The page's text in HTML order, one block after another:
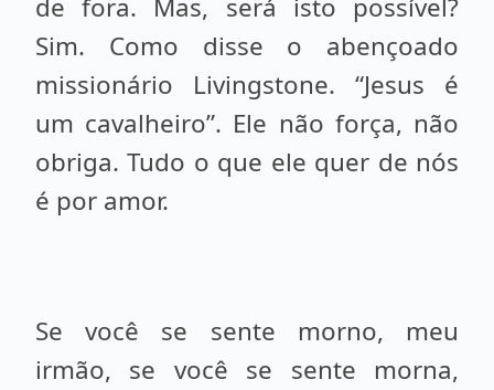
de fora. Mas, será isto possível?
Sim. Como disse o abençoado
missionário Livingstone. “Jesus é
um cavalheiro”. Ele não força, não
obriga. Tudo o que ele quer de nós
é por amor.
Se você se sente morno, meu
irmão, se você se sente morna,